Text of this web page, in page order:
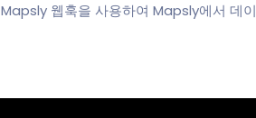
Mapsly 웹훅을 사용하여 Mapsly에서 데